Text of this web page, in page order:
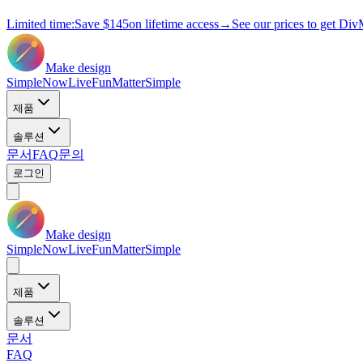
Limited time:Save $145on lifetime access→ See our prices to get
Make design
SimpleNowLiveFunMatterSimple
제품
솔루션
문서FAQ문의
로그인
Make design
SimpleNowLiveFunMatterSimple
제품
솔루션
문서
FAQ